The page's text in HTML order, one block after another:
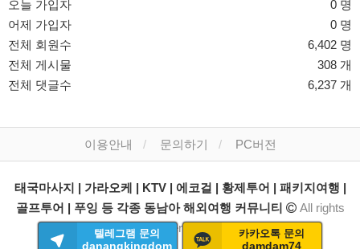
오늘 가입자
0 명
어제 가입자
0 명
전체 회원수
6,402 명
전체 게시물
308 개
전체 댓글수
6,237 개
텔레그램 문의
danangkingdom
카카오톡 문의
damdam74
이용안내 문의하기 PC버전
태국마사지 | 가라오케 | KTV | 에코걸 | 황제투어 | 패키지여행 |
골프투어 | 푸잉 등 각종 동남아 해외여행 커뮤니티
All rights
reserved.